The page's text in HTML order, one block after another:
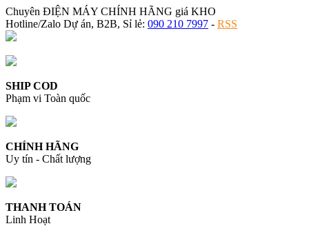
Chuyên ĐIỆN MÁY CHÍNH HÃNG giá KHO
Hotline/Zalo Dự án, B2B, Sỉ lẻ: 090 210 7997 - RSS
SHIP COD
Phạm vi Toàn quốc
CHÍNH HÃNG
Uy tín - Chất lượng
THANH TOÁN
Linh Hoạt